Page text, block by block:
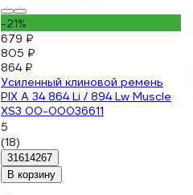
-21%
679 ₽
805 ₽
864 ₽
Усиленный клиновой ремень
PIX A 34 864 Li / 894 Lw Muscle
XS3 00-00036611
5
(18)
31614267
В корзину